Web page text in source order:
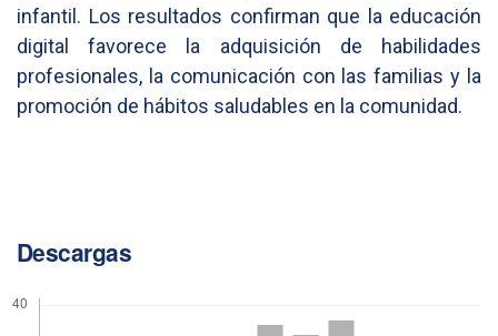
infantil. Los resultados confirman que la educación
digital favorece la adquisición de habilidades
profesionales, la comunicación con las familias y la
promoción de hábitos saludables en la comunidad.
Descargas